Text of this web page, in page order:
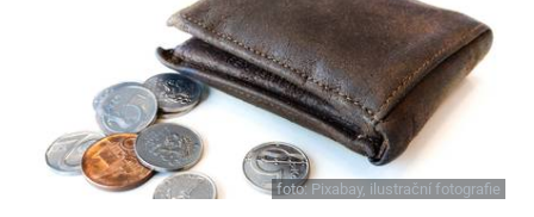
foto:Pixabay, ilustrační fotografie